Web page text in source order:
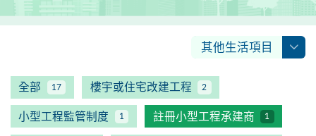
其他生活項目
全部 17 樓宇或住宅改建工程 2
小型工程監管制度 1 註冊小型工程承建商 1